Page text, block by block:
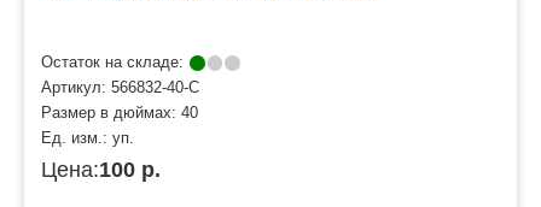
Остаток на складе:
Артикул: 566832-40-С
Размер в дюймах: 40
Ед. изм.: уп.
Цена:100 р.